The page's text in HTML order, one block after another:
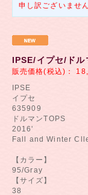
申し訳ございませ
IPSE/イプセ/ド
販売価格(税込)：
IPSE
イプセ
635909
ドルマンTOPS
2016'
Fall and Winter
【カラー】
95/Gray
【サイズ】
38